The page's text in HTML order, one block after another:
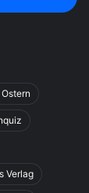
Verlag